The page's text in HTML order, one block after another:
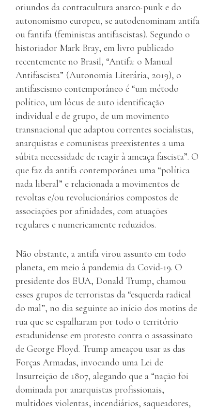
oriundos da contracultura anarco-punk e do
autonomismo europeu, se autodenominam antifa
ou fantifa (feministas antifascistas). Segundo o
historiador Mark Bray, em livro publicado
recentemente no Brasil, “Antifa: o Manual
Antifascista” (Autonomia Literária, 2019), o
antifascismo contemporâneo é “um método
político, um lócus de auto identificação
individual e de grupo, de um movimento
transnacional que adaptou correntes socialistas,
anarquistas e comunistas preexistentes a uma
súbita necessidade de reagir à ameaça fascista”. O
que faz da antifa contemporânea uma “política
nada liberal” e relacionada a movimentos de
revoltas e/ou revolucionários compostos de
associações por afinidades, com atuações
regulares e numericamente reduzidos.
Não obstante, a antifa virou assunto em todo
planeta, em meio à pandemia da Covid-19. O
presidente dos EUA, Donald Trump, chamou
esses grupos de terroristas da “esquerda radical
do mal”, no dia seguinte ao início dos motins de
rua que se espalharam por todo o território
estadunidense em protesto contra o assassinato
de George Floyd. Trump ameaçou usar as das
Forças Armadas, invocando uma Lei de
Insurreição de 1807, alegando que a “nação foi
dominada por anarquistas profissionais,
multidões violentas, incendiários, saqueadores,